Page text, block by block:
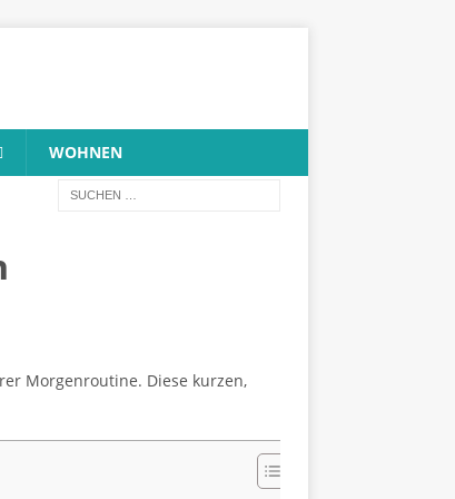
WOHNEN
Morgenroutine. Diese kurzen,